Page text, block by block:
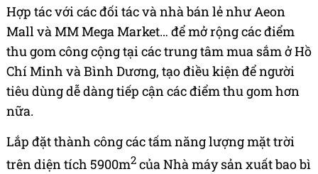
Hợp tác với các đối tác và nhà bán lẻ như Aeon
Mall và MM Mega Market… để mở rộng các điểm
thu gom công cộng tại các trung tâm mua sắm ở Hồ
Chí Minh và Bình Dương, tạo điều kiện để người
tiêu dùng dễ dàng tiếp cận các điểm thu gom hơn
nữa.
Lắp đặt thành công các tấm năng lượng mặt trời
trên diện tích 5900m2 của Nhà máy sản xuất bao bì